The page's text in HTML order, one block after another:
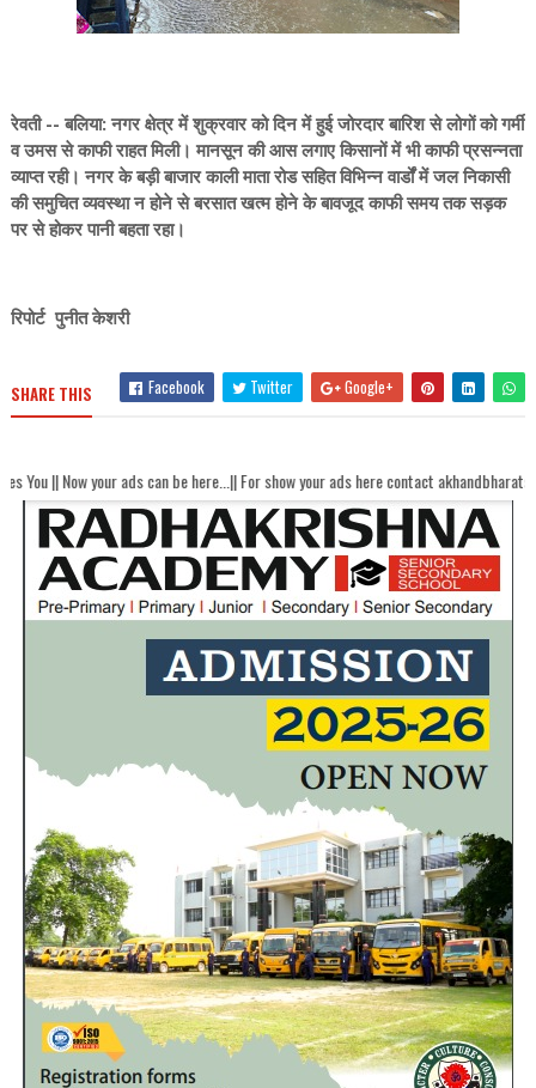
रेवती -- बलिया: नगर क्षेत्र में शुक्रवार को दिन में हुई जोरदार बारिश से लोगों को गर्मी
व उमस से काफी राहत मिली। मानसून की आस लगाए किसानों में भी काफी प्रसन्नता
व्याप्त रही। नगर के बड़ी बाजार काली माता रोड सहित विभिन्न वार्डों में जल निकासी
की समुचित व्यवस्था न होने से बरसात खत्म होने के बावजूद काफी समय तक सड़क
पर से होकर पानी बहता रहा।
रिपोर्ट पुनीत केशरी
SHARE THIS Facebook Twitter Google+
ads can be here...|| For show your ads here contact